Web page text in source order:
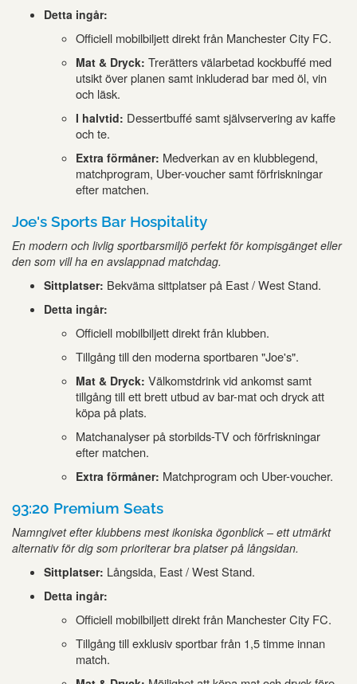
Detta ingår:
Officiell mobilbiljett direkt från Manchester City FC.
Mat & Dryck: Trerätters välarbetad kockbuffé med
utsikt över planen samt inkluderad bar med öl, vin
och läsk.
I halvtid: Dessertbuffé samt självservering av kaffe
och te.
Extra förmåner: Medverkan av en klubblegend,
matchprogram, Uber-voucher samt förfriskningar
efter matchen.
Joe's Sports Bar Hospitality
En modern och livlig sportbarsmiljö perfekt för kompisgänget eller
den som vill ha en avslappnad matchdag.
Sittplatser: Bekväma sittplatser på East / West Stand.
Detta ingår:
Officiell mobilbiljett direkt från klubben.
Tillgång till den moderna sportbaren "Joe's".
Mat & Dryck: Välkomstdrink vid ankomst samt
tillgång till ett brett utbud av bar-mat och dryck att
köpa på plats.
Matchanalyser på storbilds-TV och förfriskningar
efter matchen.
Extra förmåner: Matchprogram och Uber-voucher.
93:20 Premium Seats
Namngivet efter klubbens mest ikoniska ögonblick – ett utmärkt
alternativ för dig som prioriterar bra platser på långsidan.
Sittplatser: Långsida, East / West Stand.
Detta ingår:
Officiell mobilbiljett direkt från Manchester City FC.
Tillgång till exklusiv sportbar från 1,5 timme innan
match.